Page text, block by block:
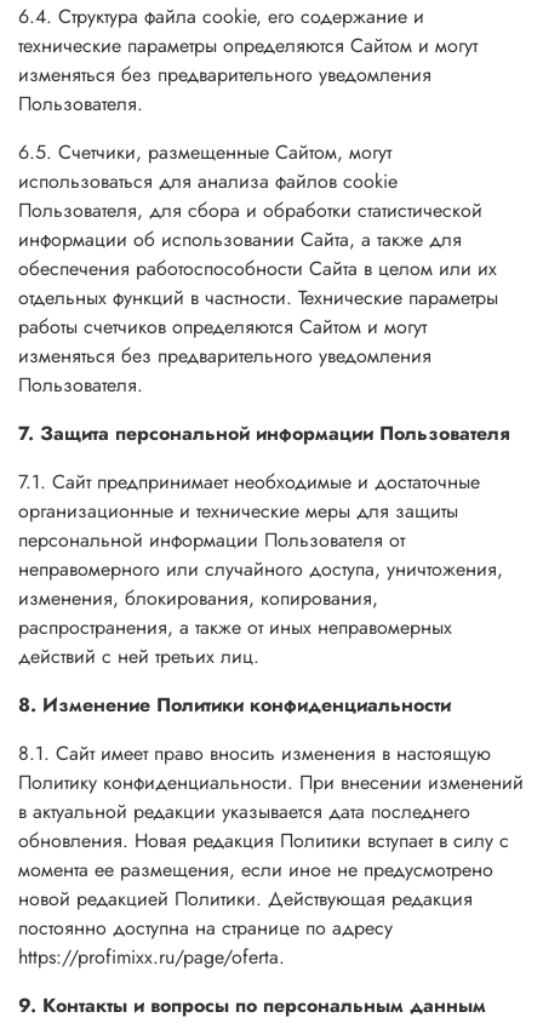
6.4. Структура файла cookie, его содержание и
технические параметры определяются Сайтом и могут
изменяться без предварительного уведомления
Пользователя.
6.5. Счетчики, размещенные Сайтом, могут
использоваться для анализа файлов cookie
Пользователя, для сбора и обработки статистической
информации об использовании Сайта, а также для
обеспечения работоспособности Сайта в целом или их
отдельных функций в частности. Технические параметры
работы счетчиков определяются Сайтом и могут
изменяться без предварительного уведомления
Пользователя.
7. Защита персональной информации Пользователя
7.1. Сайт предпринимает необходимые и достаточные
организационные и технические меры для защиты
персональной информации Пользователя от
неправомерного или случайного доступа, уничтожения,
изменения, блокирования, копирования,
распространения, а также от иных неправомерных
действий с ней третьих лиц.
8. Изменение Политики конфиденциальности
8.1. Сайт имеет право вносить изменения в настоящую
Политику конфиденциальности. При внесении изменений
в актуальной редакции указывается дата последнего
обновления. Новая редакция Политики вступает в силу с
момента ее размещения, если иное не предусмотрено
новой редакцией Политики. Действующая редакция
постоянно доступна на странице по адресу
https://profimixx.ru/page/oferta.
9. Контакты и вопросы по персональным данным